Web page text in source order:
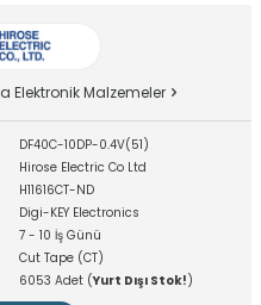
Elektronik Malzemeler
DF40C-10DP-0.4V(51)
Hirose Electric Co Ltd
H11616CT-ND
Digi-KEY Electronics
7 - 10 İş Günü
Cut Tape (CT)
6053 Adet (Yurt Dışı Stok!)